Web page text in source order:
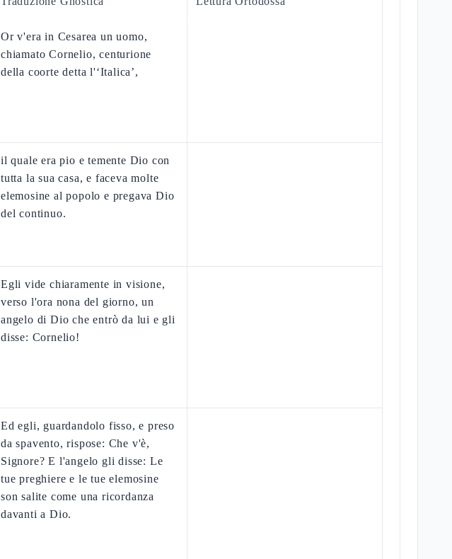
Or v'era in Cesarea un uomo,
chiamato Cornelio, centurione
della coorte detta l'‘Italica’,
il quale era pio e temente Dio con
tutta la sua casa, e faceva molte
elemosine al popolo e pregava Dio
del continuo.
Egli vide chiaramente in visione,
verso l'ora nona del giorno, un
angelo di Dio che entrò da lui e gli
disse: Cornelio!
Ed egli, guardandolo fisso, e preso
da spavento, rispose: Che v'è,
Signore? E l'angelo gli disse: Le
tue preghiere e le tue elemosine
son salite come una ricordanza
davanti a Dio.